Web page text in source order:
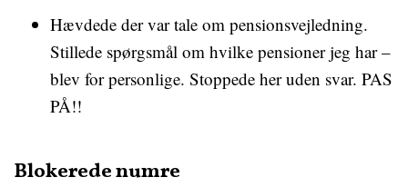
Hævdede der var tale om pensionsvejledning.
Stillede spørgsmål om hvilke pensioner jeg har –
blev for personlige. Stoppede her uden svar. PAS
PÅ!!
Blokerede numre